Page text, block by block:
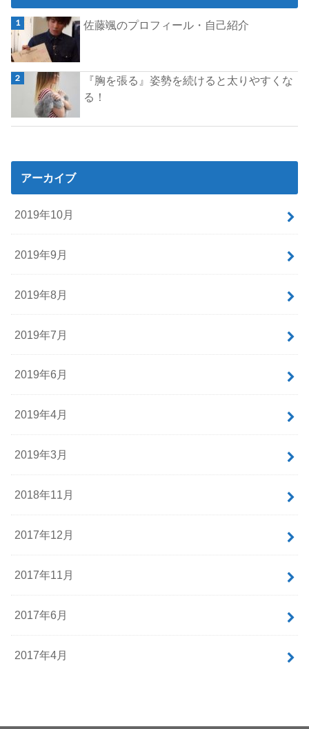
佐藤颯のプロフィール・自己紹介
『胸を張る』姿勢を続けると太りやすくな
る！
アーカイブ
2019年10月
2019年9月
2019年8月
2019年7月
2019年6月
2019年4月
2019年3月
2018年11月
2017年12月
2017年11月
2017年6月
2017年4月